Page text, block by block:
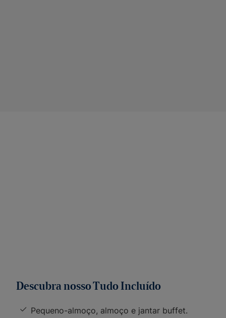
Descubra nosso Tudo Incluído
Pequeno-almoço, almoço e jantar buffet.